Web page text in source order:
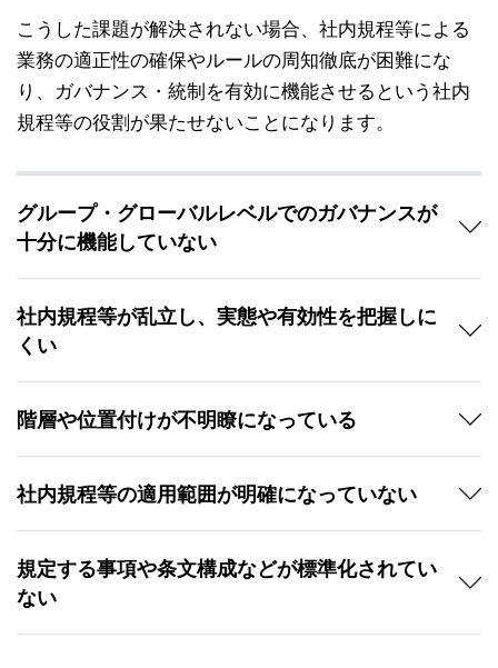
こうした課題が解決されない場合、社内規程等による
業務の適正性の確保やルールの周知徹底が困難にな
り、ガバナンス・統制を有効に機能させるという社内
規程等の役割が果たせないことになります。
グループ・グローバルレベルでのガバナンスが
十分に機能していない
社内規程等が乱立し、実態や有効性を把握しに
くい
階層や位置付けが不明瞭になっている
社内規程等の適用範囲が明確になっていない
規定する事項や条文構成などが標準化されてい
ない